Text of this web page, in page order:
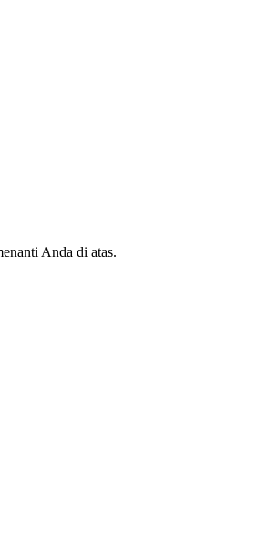
Anda di atas.